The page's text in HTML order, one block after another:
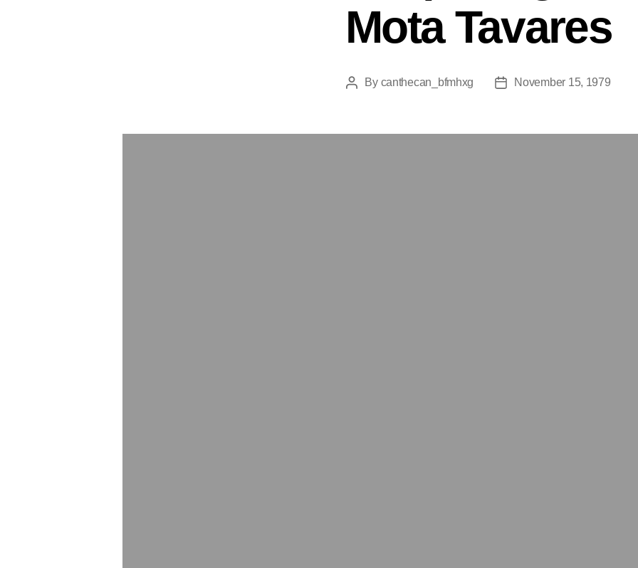
Mota Tavares
By canthecan_bfmhxg November 15, 1979